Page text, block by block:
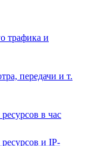
трафика и
передачи и т.
в час
и IP-